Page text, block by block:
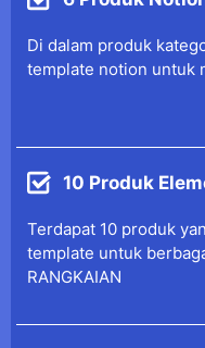
Di dalam produk
template notion untuk
10 Produk
Terdapat 10 produk
template untuk
RANGKAIAN